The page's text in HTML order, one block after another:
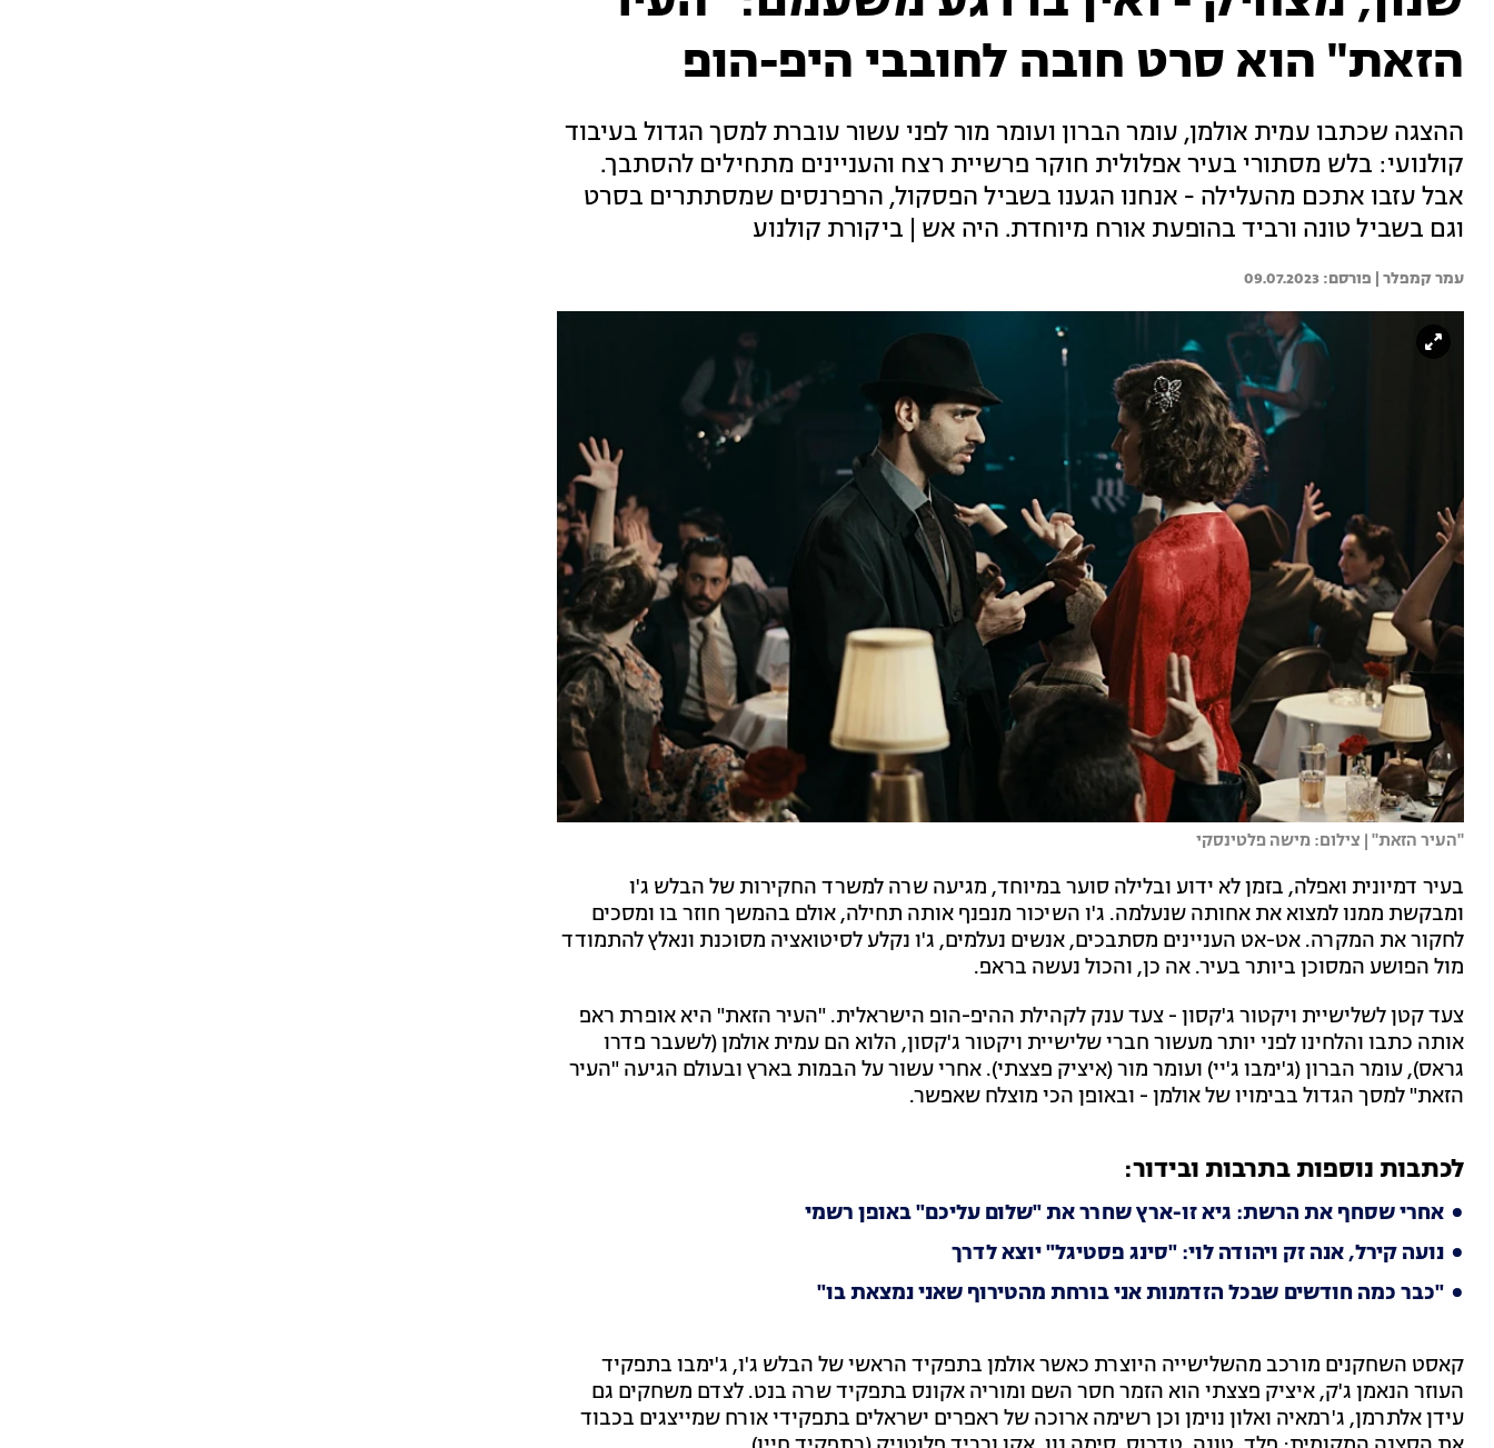
הזאת" הוא סרט חובה לחובבי היפ-הופ
ההצגה שכתבו עמית אולמן, עומר הברון ועומר מור לפני עשור עוברת למסך הגדול בעיבוד
קולנועי: בלש מסתורי בעיר אפלולית חוקר פרשיית רצח והעניינים מתחילים להסתבך.
אבל עזבו אתכם מהעלילה - אנחנו הגענו בשביל הפסקול, הרפרנסים שמסתתרים בסרט
וגם בשביל טונה ורביד בהופעת אורח מיוחדת. היה אש | ביקורת קולנוע
עמר קמפלר | 09.07.2023
"העיר הזאת" | צילום: מישה פלטינסקי
בעיר דמיונית ואפלה, בזמן לא ידוע ובלילה סוער במיוחד, מגיעה שרה למשרד החקירות של הבלש ג'ו
ומבקשת ממנו למצוא את אחותה שנעלמה. ג'ו השיכור מנפנף אותה תחילה, אולם בהמשך חוזר בו ומסכים
לחקור את המקרה. אט-אט העניינים מסתבכים, אנשים נעלמים, ג'ו נקלע לסיטואציה מסוכנת ונאלץ להתמודד
מול הפושע המסוכן ביותר בעיר. אה כן, והכול נעשה בראפ.
צעד קטן לשלישיית ויקטור ג'קסון - צעד ענק לקהילת ההיפ-הופ הישראלית. "העיר הזאת" היא אופרת ראפ
אותה כתבו והלחינו לפני יותר מעשור חברי שלישיית ויקטור ג'קסון, הלוא הם עמית אולמן (לשעבר פדרו
גראס), עומר הברון (ג'ימבו ג'יי) ועומר מור (איציק פצצתי). אחרי עשור על הבמות בארץ ובעולם הגיעה "העיר
הזאת" למסך הגדול בבימויו של אולמן - ובאופן הכי מוצלח שאפשר.
לכתבות נוספות בתרבות ובידור:
אחרי שסחף את הרשת: גיא זו-ארץ שחרר את "שלום עליכם" באופן רשמי
נועה קירל, אנה זק ויהודה לוי: "סינג פסטיגל" יוצא לדרך
"כבר כמה חודשים שבכל הזדמנות אני בורחת מהטירוף שאני נמצאת בו"
קאסט השחקנים מורכב מהשלישייה היוצרת כאשר אולמן בתפקיד הראשי של הבלש ג'ו, ג'ימבו בתפקיד
העוזר הנאמן ג'ק, איציק פצצתי הוא הזמר חסר השם ומוריה אקונס בתפקיד שרה בנט. לצדם משחקים גם
עידן אלתרמן, ג'רמאיה ואלון נוימן וכן רשימה ארוכה של ראפרים ישראלים בתפקידי אורח שמייצגים בכבוד